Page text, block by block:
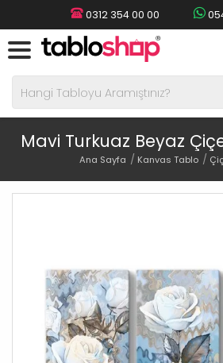
0312 354 00 00
Mavi Turkuaz Beyaz
Ana Sayfa Kanvas Tablo